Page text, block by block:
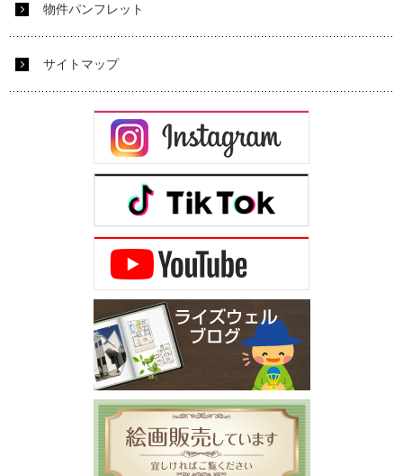
物件パンフレット
サイトマップ